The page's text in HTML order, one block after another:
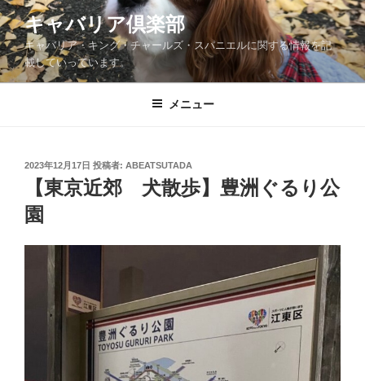
コ
ン
テ
ン
ツ
キャバリア倶楽部
キャバリア・キング・チャールズ・スパニエルに関する情報を記
載していっています。
メニュー
投
2023年12月17日 投稿者: ABEATSUTADA
【東京近郊 犬散歩】豊洲ぐるり公
園